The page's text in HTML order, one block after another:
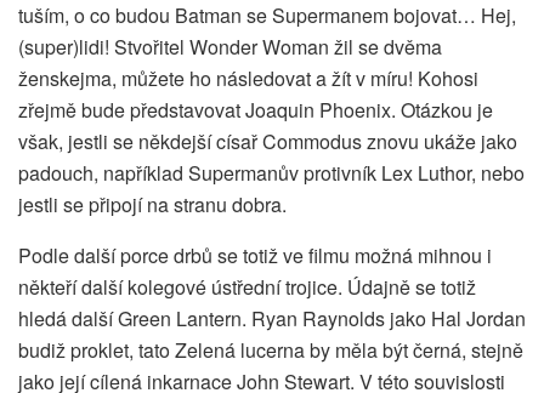
tuším, o co budou Batman se Supermanem bojovat… Hej,
(super)lidi! Stvořitel Wonder Woman žil se dvěma
ženskejma, můžete ho následovat a žít v míru! Kohosi
zřejmě bude představovat Joaquin Phoenix. Otázkou je
však, jestli se někdejší císař Commodus znovu ukáže jako
padouch, například Supermanův protivník Lex Luthor, nebo
jestli se připojí na stranu dobra.
Podle další porce drbů se totiž ve filmu možná mihnou i
někteří další kolegové ústřední trojice. Údajně se totiž
hledá další Green Lantern. Ryan Raynolds jako Hal Jordan
budiž proklet, tato Zelená lucerna by měla být černá, stejně
jako její cílená inkarnace John Stewart. V této souvislosti